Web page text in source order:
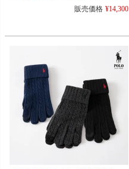
販売価格 ¥14,300